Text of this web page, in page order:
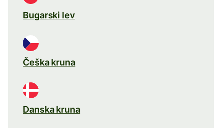
Bugarski lev
Češka kruna
Danska kruna